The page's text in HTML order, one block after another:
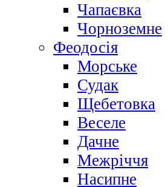
Чапаєвка
Чорноземне
Феодосія
Морське
Судак
Щебетовка
Веселе
Дачне
Межріччя
Насипне